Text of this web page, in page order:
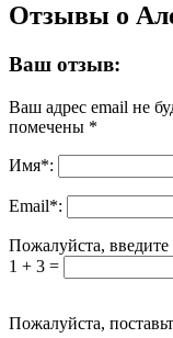
Отзывы о
Ваш отзыв:
Ваш адрес email не
помечены *
Имя*:
Email*:
Пожалуйста,
1 + 3 =
Пожалуйста,